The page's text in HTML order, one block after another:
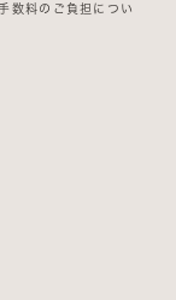
数料のご負担につい